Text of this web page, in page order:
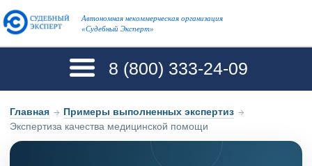
Автономная некоммерческая организация
«Судебный Эксперт»
8 (800) 333-24-09
Главная → Примеры выполненных экспертиз →
Экспертиза качества медицинской помощи